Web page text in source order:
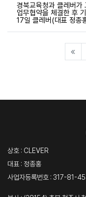
경북교육청과 클레버가
업무협약을 체결한 후
17일 클레버(대표 정종
상호 : CLEVER
대표 : 정종홍
사업자등록번호 : 317-81-